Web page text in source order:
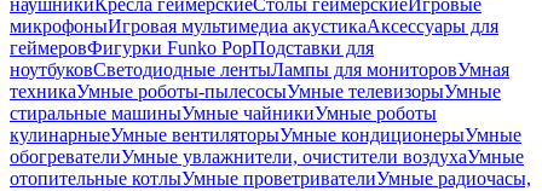
наушникиКресла геймерскиеСтолы геймерскиеИгровые
микрофоныИгровая мультимедиа акустикаАксессуары для
геймеровФигурки Funko PopПодставки для
ноутбуковСветодиодные лентыЛампы для мониторовУмная
техникаУмные роботы-пылесосыУмные телевизорыУмные
стиральные машиныУмные чайникиУмные роботы
кулинарныеУмные вентиляторыУмные кондиционерыУмные
обогревателиУмные увлажнители, очистители воздухаУмные
отопительные котлыУмные проветривателиУмные радиочасы,